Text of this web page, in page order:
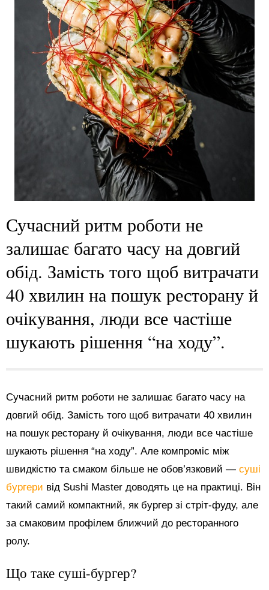
Сучасний ритм роботи не
залишає багато часу на довгий
обід. Замість того щоб витрачати
40 хвилин на пошук ресторану й
очікування, люди все частіше
шукають рішення “на ходу”.
Сучасний ритм роботи не залишає багато часу на
довгий обід. Замість того щоб витрачати 40 хвилин
на пошук ресторану й очікування, люди все частіше
шукають рішення “на ходу”. Але компроміс між
швидкістю та смаком більше не обов’язковий — суші
бургери від Sushi Master доводять це на практиці. Він
такий самий компактний, як бургер зі стріт-фуду, але
за смаковим профілем ближчий до ресторанного
ролу.
Що таке суші-бургер?